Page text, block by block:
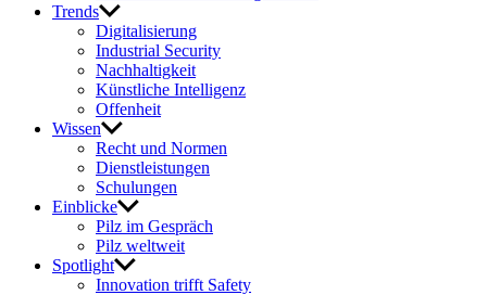
Trends
Digi­ta­li­sie­rung
Indus­trial Security
Nach­hal­tig­keit
Künst­liche Intel­li­genz
Offen­heit
Wissen
Recht und Normen
Dienst­leis­tungen
Schu­lungen
Einblicke
Pilz im Gespräch
Pilz welt­weit
Spot­light
Inno­va­tion trifft Safety